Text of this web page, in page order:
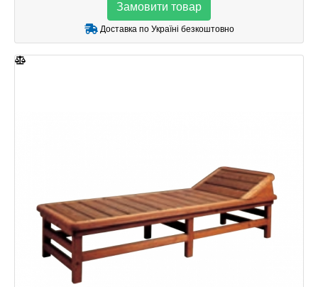
Замовити товар
Доставка по Україні безкоштовно